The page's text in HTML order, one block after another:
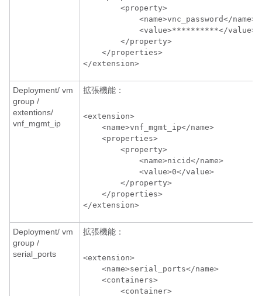
        <property>
            <name>vnc_password</name>
            <value>**********</value>
        </property>
    </properties>
</extension>
Deployment/ vm
group /
extentions/
vnf_mgmt_ip
拡張機能：
<extension>
    <name>vnf_mgmt_ip</name>
    <properties>
        <property>
            <name>nicid</name>
            <value>0</value>
        </property>
    </properties>
</extension>
Deployment/ vm
group /
serial_ports
拡張機能：
<extension>
    <name>serial_ports</name>
    <containers>
        <container>